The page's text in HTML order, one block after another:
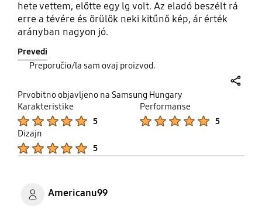
hete vettem, előtte egy lg volt. Az eladó beszélt rá
erre a tévére és örülök neki kitűnő kép, ár érték
arányban nagyon jó.
Prevedi
Preporučio/la sam ovaj proizvod.
Prvobitno objavljeno na Samsung Hungary
Karakteristike
5
Performanse
5
Dizajn
5
Americanu99